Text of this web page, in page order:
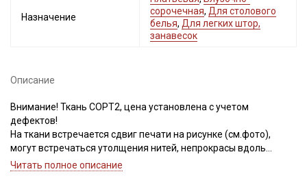
Назначение
сорочечная, Для столового
белья, Для легких штор,
занавесок
Описание
Внимание! Ткань СОРТ2, цена установлена с учетом
дефектов!
На ткани встречается сдвиг печати на рисунке (см.фото),
могут встречаться утолщения нитей, непрокрасы вдоль
кромки (до 5 см от кромки). Также могут встречаться короткие
Читать полное описание